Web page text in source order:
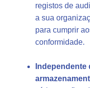
registos de
a sua
para cumprir
conformidade.